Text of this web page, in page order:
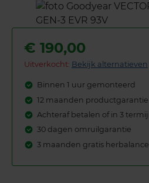
€ 190,00
Uitverkocht: Bekijk alternatieven
Binnen 1 uur gemonteerd
12 maanden productgarantie
Achteraf betalen of in 3
30 dagen omruilgarantie
3 maanden gratis